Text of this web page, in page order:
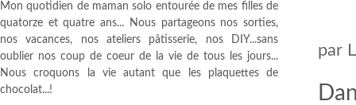
par
Mon quotidien de maman solo entourée de mes filles de
quatorze et quatre ans... Nous partageons nos sorties,
nos vacances, nos ateliers pâtisserie, nos DIY...sans
oublier nos coup de coeur de la vie de tous les jours...
Nous croquons la vie autant que les plaquettes de
chocolat...!